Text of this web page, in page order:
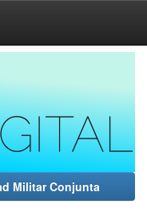
Militar Conjunta